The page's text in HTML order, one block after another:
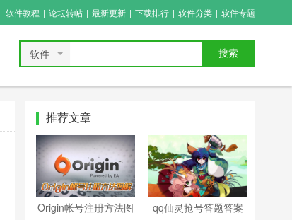
软件教程 | 论坛转帖 | 最新更新 | 下载排行 | 软件分类 | 软件专题
软件 搜索
推荐文章
Origin帐号注册方法图
qq仙灵抢号答题答案